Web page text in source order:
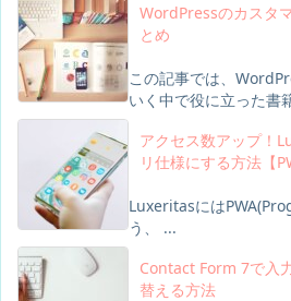
WordPressのカスタ
とめ
この記事では、
いく中で役に立った書
アクセス数アップ！
リ仕様にする方法【
Luxeritasには
う、 ...
Contact Form 7で入
替える方法